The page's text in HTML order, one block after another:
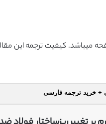
+ خرید ترجمه فارسی